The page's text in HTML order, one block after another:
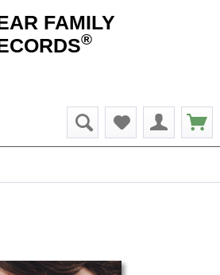
FAMILY
®